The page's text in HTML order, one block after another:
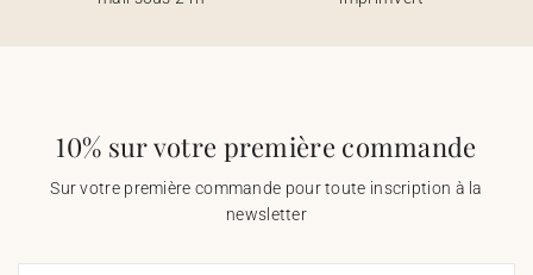
10% sur votre première commande
Sur votre première commande pour toute inscription à la
newsletter